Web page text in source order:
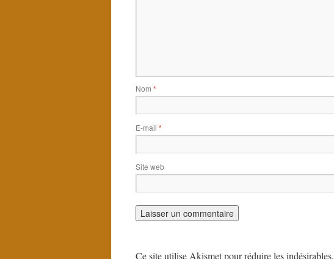
Nom *
E-mail *
Site web
Ce site utilise Akismet pour réduire les indésirables.